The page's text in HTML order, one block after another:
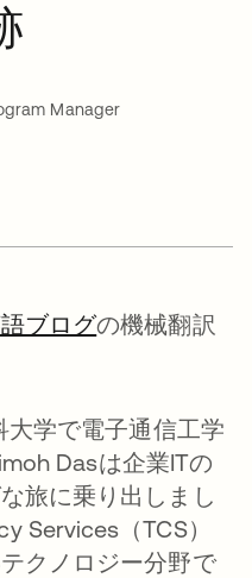
Manager
ブログの機械翻訳
学で電子通信工学
Dasは企業ITの
旅に乗り出しまし
Services（TCS）
クノロジー分野で